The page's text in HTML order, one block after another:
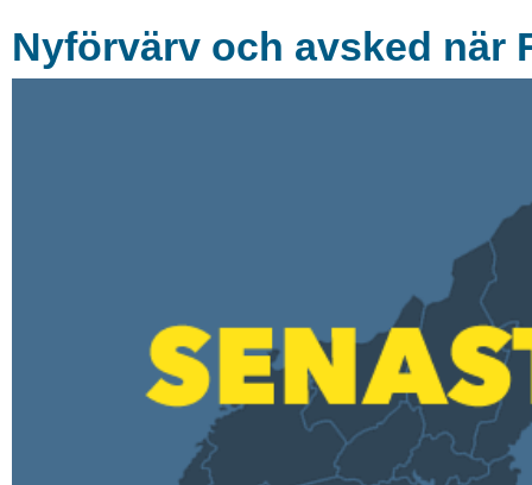
Nyförvärv och avsked när